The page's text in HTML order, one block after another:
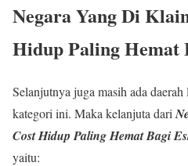
Negara Yang Di
Hidup Paling Hemat
Selanjutnya juga masih ada
kategori ini. Maka kelanjuta dari
Cost Hidup Paling Hemat Bagi
yaitu: